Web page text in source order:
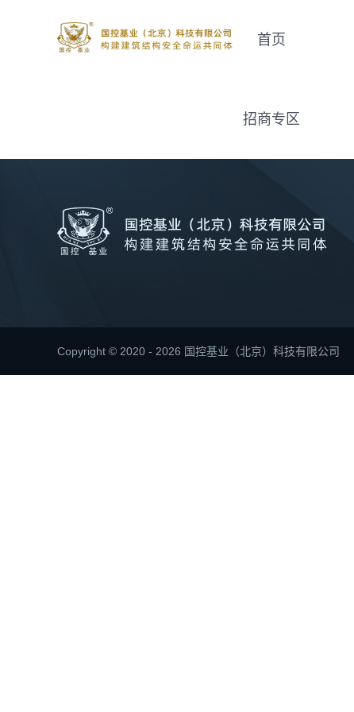
首页
招商专区
Copyright © 2020 - 2026 国控基业（北京）科技有限公司